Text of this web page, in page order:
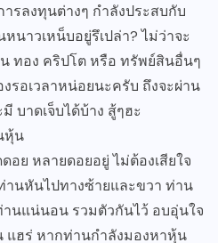
รลงทุนต่างๆ กำลังประสบกับ
นาวเหน็บอยู่รึเปล่า? ไม่ว่าจะ
ทอง คริปโต หรือ ทรัพย์สินอื่นๆ
รอเวลาหน่อยนะครับ ถึงจะผ่าน
บาดเจ็บได้บ้าง สู้ๆฮะ
หุ้น
อย หลายดอยอยู่ ไม่ต้องเสียใจ
านหันไปทางซ้ายและขวา ท่าน
านแน่นอน รวมตัวกันไว้ อบอุ่นใจ
แฮร่ หากท่านกำลังมองหาหุ้น